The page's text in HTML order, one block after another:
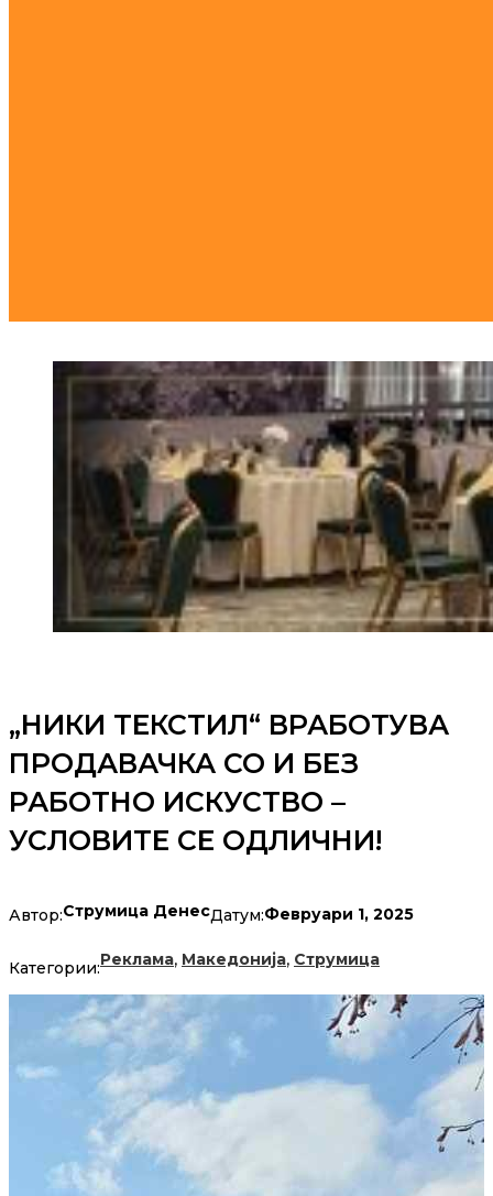
„НИКИ ТЕКСТИЛ“ ВРАБОТУВА
ПРОДАВАЧКА СО И БЕЗ
РАБОТНО ИСКУСТВО –
УСЛОВИТЕ СЕ ОДЛИЧНИ!
Автор:Струмица ДенесДатум:Февруари 1, 2025
Категории:Реклама, Македонија, Струмица